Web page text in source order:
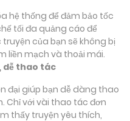
hệ thống để đảm bảo tốc
tối đa quảng cáo để
của bạn sẽ không bị
liền mạch và thoải mái.
dễ thao tác
đại giúp bạn dễ dàng thao
Chỉ với vài thao tác đơn
thấy truyện yêu thích,